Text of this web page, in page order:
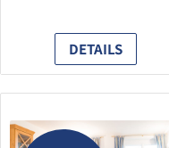
DETAILS